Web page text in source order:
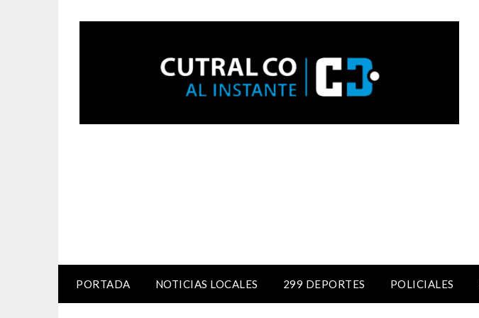
PORTADA NOTICIAS LOCALES 299 DEPORTES POLICIALES